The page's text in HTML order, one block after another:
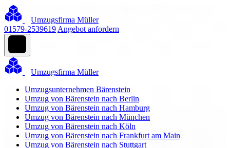
Umzugsfirma Müller
01579-2539619 Angebot anfordern
Umzugsfirma Müller
Umzugsunternehmen Bärenstein
Umzug von Bärenstein nach Berlin
Umzug von Bärenstein nach Hamburg
Umzug von Bärenstein nach München
Umzug von Bärenstein nach Köln
Umzug von Bärenstein nach Frankfurt am Main
Umzug von Bärenstein nach Stuttgart